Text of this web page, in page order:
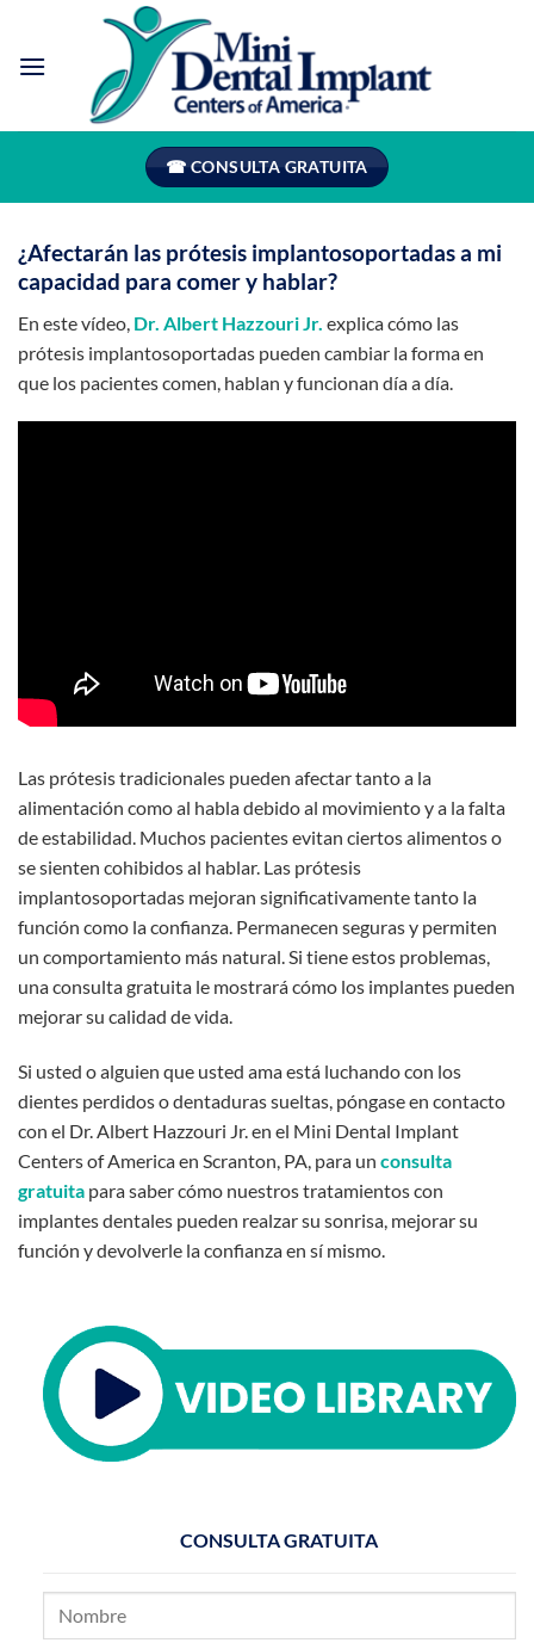
contenido
☎ CONSULTA GRATUITA
¿Afectarán las prótesis implantosoportadas a mi
capacidad para comer y hablar?
En este vídeo, Dr. Albert Hazzouri Jr. explica cómo las
prótesis implantosoportadas pueden cambiar la forma en
que los pacientes comen, hablan y funcionan día a día.
Las prótesis tradicionales pueden afectar tanto a la
alimentación como al habla debido al movimiento y a la falta
de estabilidad. Muchos pacientes evitan ciertos alimentos o
se sienten cohibidos al hablar. Las prótesis
implantosoportadas mejoran significativamente tanto la
función como la confianza. Permanecen seguras y permiten
un comportamiento más natural. Si tiene estos problemas,
una consulta gratuita le mostrará cómo los implantes pueden
mejorar su calidad de vida.
Si usted o alguien que usted ama está luchando con los
dientes perdidos o dentaduras sueltas, póngase en contacto
con el Dr. Albert Hazzouri Jr. en el Mini Dental Implant
Centers of America en Scranton, PA, para un consulta
gratuita para saber cómo nuestros tratamientos con
implantes dentales pueden realzar su sonrisa, mejorar su
función y devolverle la confianza en sí mismo.
CONSULTA GRATUITA